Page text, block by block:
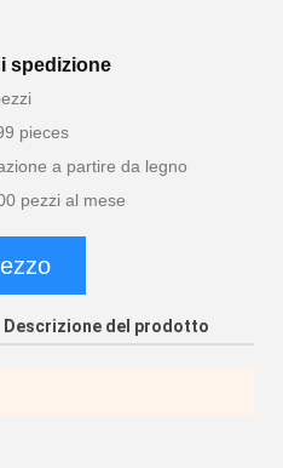
spedizione
pieces
a partire da legno
pezzi al mese
Descrizione del prodotto